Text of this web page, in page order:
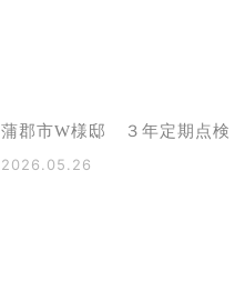
蒲郡市W様邸 ３年定期点検
2026.05.26